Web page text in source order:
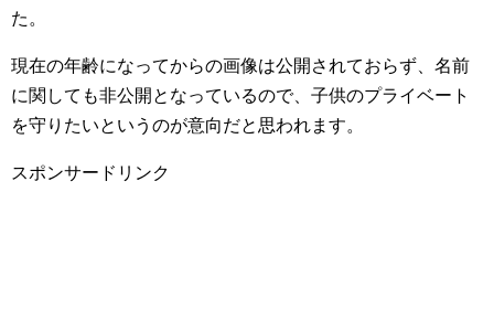
た。
現在の年齢になってからの画像は公開されておらず、名前
に関しても非公開となっているので、子供のプライベート
を守りたいというのが意向だと思われます。
スポンサードリンク